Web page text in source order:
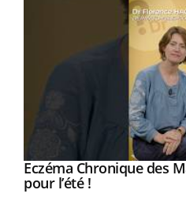
Youtube
Eczéma Chronique des
pour l’été !Youtube